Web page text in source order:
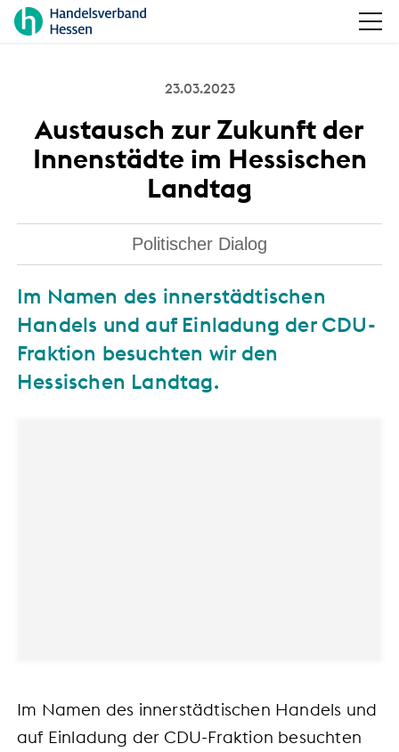
23.03.2023
Austausch zur Zukunft der
Innenstädte im Hessischen
Landtag
Politischer Dialog
Im Namen des innerstädtischen
Handels und auf Einladung der CDU-
Fraktion besuchten wir den
Hessischen Landtag.
Im Namen des innerstädtischen Handels und
auf Einladung der CDU-Fraktion besuchten